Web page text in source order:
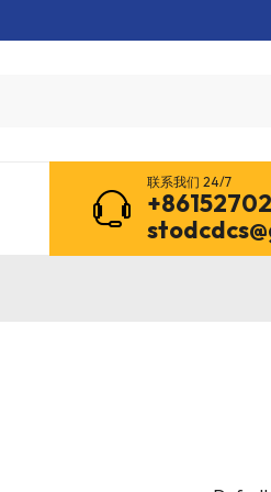
联系我们 24/7